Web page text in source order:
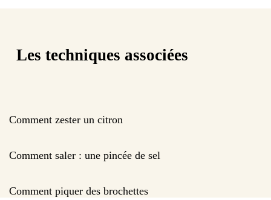
Les techniques associées
Comment zester un citron
Comment saler : une pincée de sel
Comment piquer des brochettes